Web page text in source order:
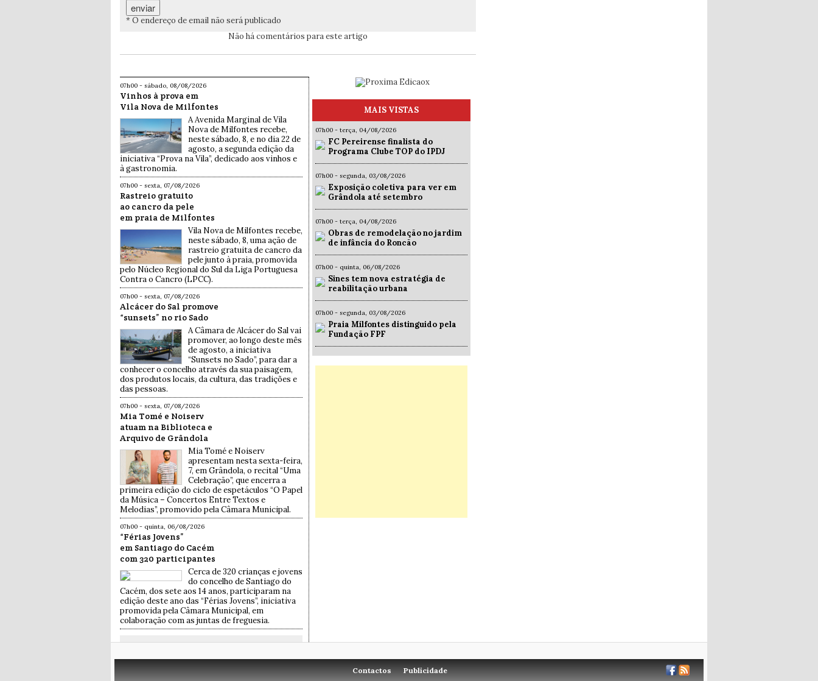
* O endereço de email não será publicado
Não há comentários para este artigo
07h00 - sábado, 08/08/2026
Vinhos à prova em
Vila Nova de Milfontes
A Avenida Marginal de Vila
Nova de Milfontes recebe,
neste sábado, 8, e no dia 22 de
agosto, a segunda edição da
iniciativa “Prova na Vila”, dedicado aos vinhos e
à gastronomia.
07h00 - sexta, 07/08/2026
Rastreio gratuito
ao cancro da pele
em praia de Milfontes
Vila Nova de Milfontes recebe,
neste sábado, 8, uma ação de
rastreio gratuita de cancro da
pele junto à praia, promovida
pelo Núcleo Regional do Sul da Liga Portuguesa
Contra o Cancro (LPCC).
07h00 - sexta, 07/08/2026
Alcácer do Sal promove
“sunsets” no rio Sado
A Câmara de Alcácer do Sal vai
promover, ao longo deste mês
de agosto, a iniciativa
“Sunsets no Sado”, para dar a
conhecer o concelho através da sua paisagem,
dos produtos locais, da cultura, das tradições e
das pessoas.
07h00 - sexta, 07/08/2026
Mia Tomé e Noiserv
atuam na Biblioteca e
Arquivo de Grândola
Mia Tomé e Noiserv
apresentam nesta sexta-feira,
7, em Grândola, o recital “Uma
Celebração”, que encerra a
primeira edição do ciclo de espetáculos “O Papel
da Música – Concertos Entre Textos e
Melodias”, promovido pela Câmara Municipal.
07h00 - quinta, 06/08/2026
“Férias Jovens”
em Santiago do Cacém
com 320 participantes
Cerca de 320 crianças e jovens
do concelho de Santiago do
Cacém, dos sete aos 14 anos, participaram na
edição deste ano das “Férias Jovens”, iniciativa
promovida pela Câmara Municipal, em
colaboração com as juntas de freguesia.
MAIS VISTAS
07h00 - terça, 04/08/2026
FC Pereirense finalista do
Programa Clube TOP do IPDJ
07h00 - segunda, 03/08/2026
Exposição coletiva para ver em
Grândola até setembro
07h00 - terça, 04/08/2026
Obras de remodelação no jardim
de infância do Roncão
07h00 - quinta, 06/08/2026
Sines tem nova estratégia de
reabilitação urbana
07h00 - segunda, 03/08/2026
Praia Milfontes distinguido pela
Fundação FPF
Contactos Publicidade